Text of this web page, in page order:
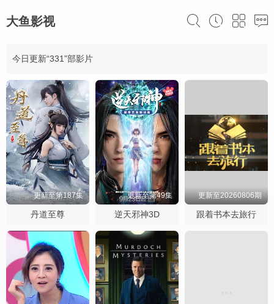
大鱼影视
今日更新“331”部影片
更新至第187集
丹道至尊
更新至第49集
逆天邪神3D
更新至20260806期
跟着书本去旅行